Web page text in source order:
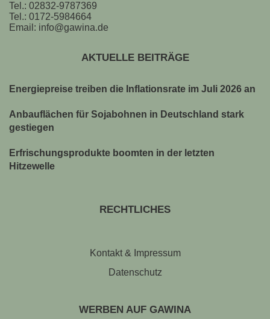
Tel.: 02832-9787369
Tel.: 0172-5984664
Email: info@gawina.de
AKTUELLE BEITRÄGE
Energiepreise treiben die Inflationsrate im Juli 2026 an
Anbauflächen für Sojabohnen in Deutschland stark
gestiegen
Erfrischungsprodukte boomten in der letzten
Hitzewelle
RECHTLICHES
Kontakt & Impressum
Datenschutz
WERBEN AUF GAWINA